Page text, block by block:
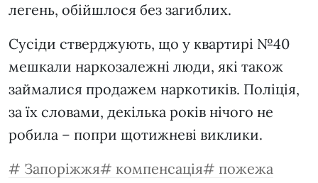
легень, обійшлося без загиблих.
Сусіди стверджують, що у квартирі №40
мешкали наркозалежні люди, які також
займалися продажем наркотиків. Поліція,
за їх словами, декілька років нічого не
робила – попри щотижневі виклики.
Запоріжжя
компенсація пожежа